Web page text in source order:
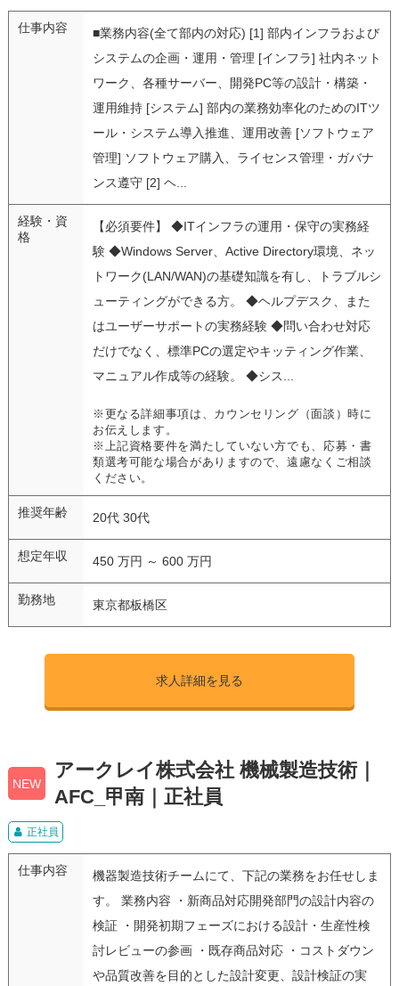
仕事内容
■業務内容(全て部内の対応) [1] 部内インフラおよび
システムの企画・運用・管理 [インフラ] 社内ネット
ワーク、各種サーバー、開発PC等の設計・構築・
運用維持 [システム] 部内の業務効率化のためのITツ
ール・システム導入推進、運用改善 [ソフトウェア
管理] ソフトウェア購入、ライセンス管理・ガバナ
ンス遵守 [2] ヘ...
経験・資
格
【必須要件】 ◆ITインフラの運用・保守の実務経
験 ◆Windows Server、Active Directory環境、ネッ
トワーク(LAN/WAN)の基礎知識を有し、トラブルシ
ューティングができる方。 ◆ヘルプデスク、また
はユーザーサポートの実務経験 ◆問い合わせ対応
だけでなく、標準PCの選定やキッティング作業、
マニュアル作成等の経験。 ◆シス...
※更なる詳細事項は、カウンセリング（面談）時に
お伝えします。
※上記資格要件を満たしていない方でも、応募・書
類選考可能な場合がありますので、遠慮なくご相談
ください。
推奨年齢 20代 30代
想定年収 450 万円 ～ 600 万円
勤務地 東京都板橋区
求人詳細を見る
NEW
アークレイ株式会社 機械製造技術｜
AFC_甲南｜正社員
正社員
仕事内容
機器製造技術チームにて、下記の業務をお任せしま
す。 業務内容 ・新商品対応開発部門の設計内容の
検証 ・開発初期フェーズにおける設計・生産性検
討レビューの参画 ・既存商品対応 ・コストダウン
や品質改善を目的とした設計変更、設計検証の実